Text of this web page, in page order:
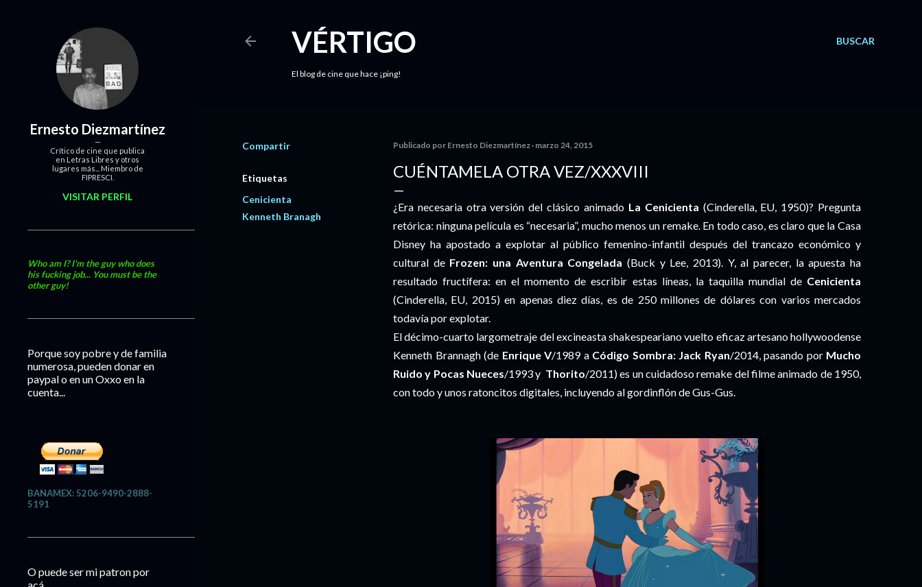
BUSCAR
VÉRTIGO
El blog de cine que hace ¡ping!
Compartir
Etiquetas
Cenicienta
Kenneth Branagh
Publicado por Ernesto Diezmartínez marzo 24, 2015
CUÉNTAMELA OTRA VEZ/XXXVIII
¿Era necesaria otra versión del clásico animado La Cenicienta (Cinderella, EU, 1950)? Pregunta
retórica: ninguna película es “necesaria”, mucho menos un remake. En todo caso, es claro que la Casa
Disney ha apostado a explotar al público femenino-infantil después del trancazo económico y
cultural de Frozen: una Aventura Congelada (Buck y Lee, 2013). Y, al parecer, la apuesta ha
resultado fructífera: en el momento de escribir estas líneas, la taquilla mundial de Cenicienta
(Cinderella, EU, 2015) en apenas diez días, es de 250 millones de dólares con varios mercados
todavía por explotar.
El décimo-cuarto largometraje del excineasta shakespeariano vuelto eficaz artesano hollywoodense
Kenneth Brannagh (de Enrique V/1989 a Código Sombra: Jack Ryan/2014, pasando por Mucho
Ruido y Pocas Nueces/1993 y Thorito/2011) es un cuidadoso remake del filme animado de 1950,
con todo y unos ratoncitos digitales, incluyendo al gordinflón de Gus-Gus.
Ernesto Diezmartínez
Crítico de cine que publica
en Letras Libres y otros
lugares más... Miembro de
FIPRESCI.
VISITAR PERFIL
Who am I? I'm the guy who does
his fucking job... You must be the
other guy!
Porque soy pobre y de familia
numerosa, pueden donar en
paypal o en un Oxxo en la
cuenta...
BANAMEX: 5206-9490-2888-
5191
O puede ser mi patron por